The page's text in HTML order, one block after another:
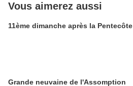
Vous aimerez aussi
11ème dimanche après la Pentecôte
Grande neuvaine de l'Assomption